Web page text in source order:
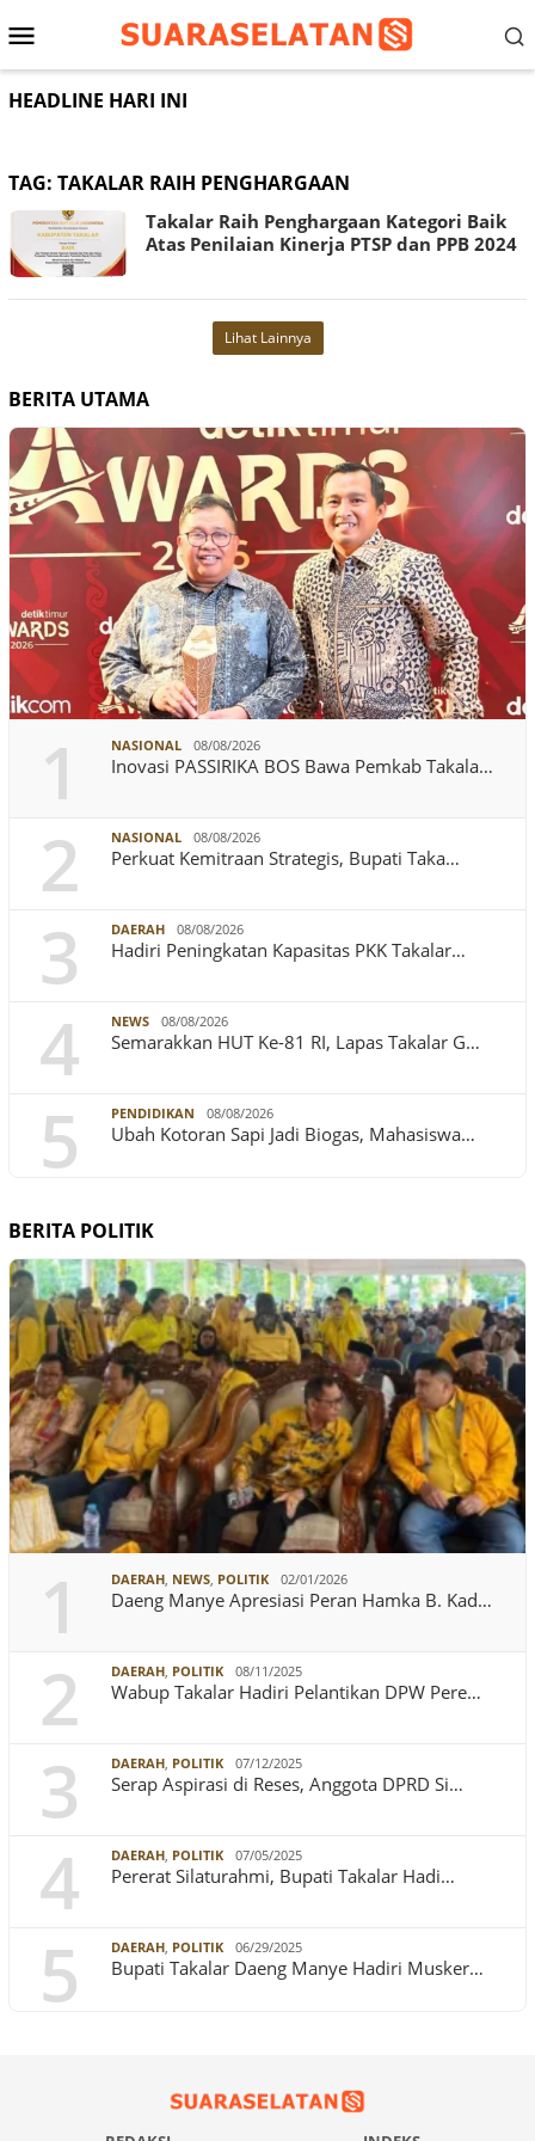
ke
Menu
Mobile
HEADLINE HARI INI
TAG: TAKALAR RAIH PENGHARGAAN
Takalar Raih Penghargaan Kategori Baik
Atas Penilaian Kinerja PTSP dan PPB 2024
Lihat Lainnya
BERITA UTAMA
1 NASIONAL 08/08/2026
Inovasi PASSIRIKA BOS Bawa Pemkab Takala…
2 NASIONAL 08/08/2026
Perkuat Kemitraan Strategis, Bupati Taka…
3 DAERAH 08/08/2026
Hadiri Peningkatan Kapasitas PKK Takalar…
4 NEWS 08/08/2026
Semarakkan HUT Ke-81 RI, Lapas Takalar G…
5 PENDIDIKAN 08/08/2026
Ubah Kotoran Sapi Jadi Biogas, Mahasiswa…
BERITA POLITIK
1 DAERAH, NEWS, POLITIK 02/01/2026
Daeng Manye Apresiasi Peran Hamka B. Kad…
2 DAERAH, POLITIK 08/11/2025
Wabup Takalar Hadiri Pelantikan DPW Pere…
3 DAERAH, POLITIK 07/12/2025
Serap Aspirasi di Reses, Anggota DPRD Si…
4 DAERAH, POLITIK 07/05/2025
Pererat Silaturahmi, Bupati Takalar Hadi…
5 DAERAH, POLITIK 06/29/2025
Bupati Takalar Daeng Manye Hadiri Musker…